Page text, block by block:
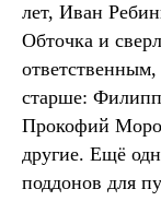
лет, Иван
Обточка и
старше: Филипп
Прокофий
другие. Ещё
поддонов для